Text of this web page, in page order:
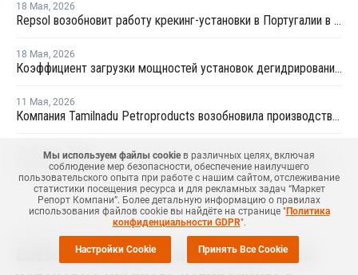
18 Мая, 2026
Repsol возобновит работу крекинг-установки в Португалии в июне
18 Мая, 2026
Коэффициент загрузки мощностей установок дегидрированию пропана в Китае в мае снизится примерно до 50%
11 Мая, 2026
Компания Tamilnadu Petroproducts возобновила производство окиси пропилена
29 Апреля
Eneos возобновила производство на
Мы используем файлы cookieв различных целях, включая
соблюдение мер безопасности, обеспечение наилучшего
пользовательского опыта при работе с нашим сайтом, отслеживание
статистики посещения ресурса и для рекламных задач “Маркет
Репорт Компани”. Более детальную информацию о правилах
использования файлов cookie вы найдёте на странице "Политика
конфиденциальности GDPR".
Настройки Cookie Принять Все Cookie